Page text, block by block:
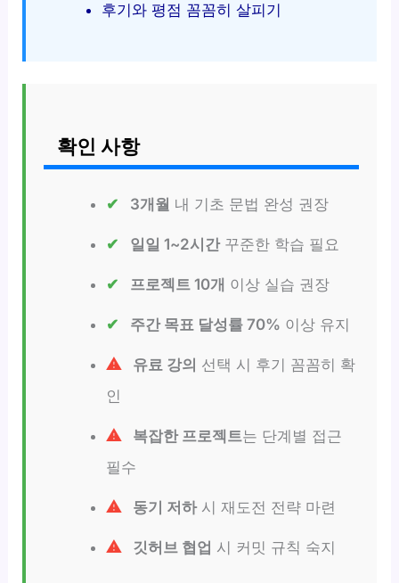
후기와 평점 꼼꼼히 살피기
확인 사항
3개월 내 기초 문법 완성 권장
일일 1~2시간꾸준한 학습 필요
프로젝트 10개 이상 실습 권장
주간 목표 달성률 70% 이상 유지
유료 강의 선택 시 후기 꼼꼼히 확
인
복잡한 프로젝트는 단계별 접근
필수
동기 저하시 재도전 전략 마련
깃허브 협업 시 커밋 규칙 숙지